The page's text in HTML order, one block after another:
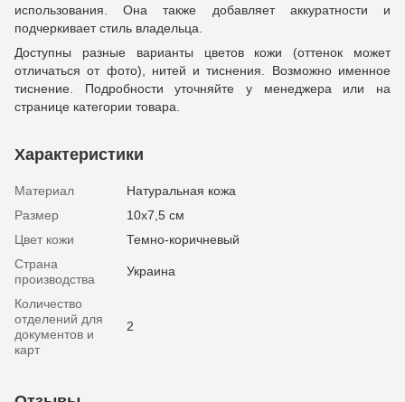
использования. Она также добавляет аккуратности и
подчеркивает стиль владельца.
Доступны разные варианты цветов кожи (оттенок может
отличаться от фото), нитей и тиснения. Возможно именное
тиснение. Подробности уточняйте у менеджера или на
странице категории товара.
Характеристики
Материал
Натуральная кожа
Размер
10х7,5 см
Цвет кожи
Темно-коричневый
Страна
производства
Украина
Количество
отделений для
документов и
карт
2